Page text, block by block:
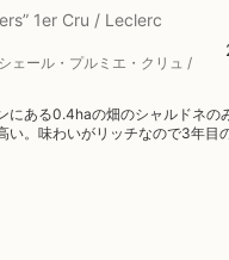
1er Cru / Leclerc
ェール・プルミエ・クリュ /
にある0.4haの畑のシャルドネ
い。味わいがリッチなので3年